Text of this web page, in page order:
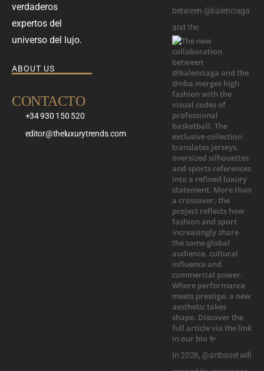
verdaderos
expertos del
universo del lujo.
ABOUT US
CONTACTO
+34 930 150 520
editor@theluxurytrends.com
between @balenciaga
and the
In 2026, @artbasel will